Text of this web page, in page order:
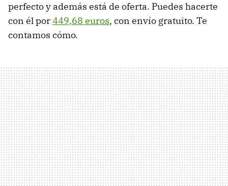
perfecto y además está de oferta. Puedes hacerte
con él por449,68 euros, con envío gratuito. Te
contamos cómo.